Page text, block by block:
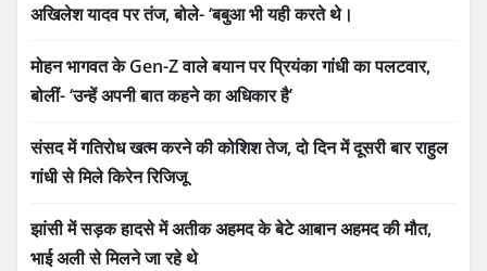
अखिलेश यादव पर तंज, बोले- ‘बबुआ भी यही करते थे।
मोहन भागवत के Gen-Z वाले बयान पर प्रियंका गांधी का पलटवार,
बोलीं- ‘उन्हें अपनी बात कहने का अधिकार है’
संसद में गतिरोध खत्म करने की कोशिश तेज, दो दिन में दूसरी बार राहुल
गांधी से मिले किरेन रिजिजू
झांसी में सड़क हादसे में अतीक अहमद के बेटे आबान अहमद की मौत,
भाई अली से मिलने जा रहे थे